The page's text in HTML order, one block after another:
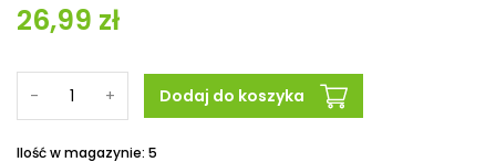
26,99 zł
- + Dodaj do koszyka
Ilość w magazynie: 5